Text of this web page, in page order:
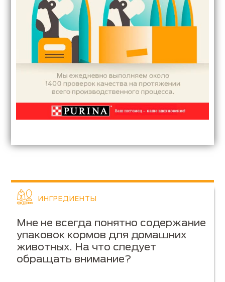
ИНГРЕДИЕНТЫ
Мне не всегда понятно содержание
упаковок кормов для домашних
животных. На что следует
обращать внимание?